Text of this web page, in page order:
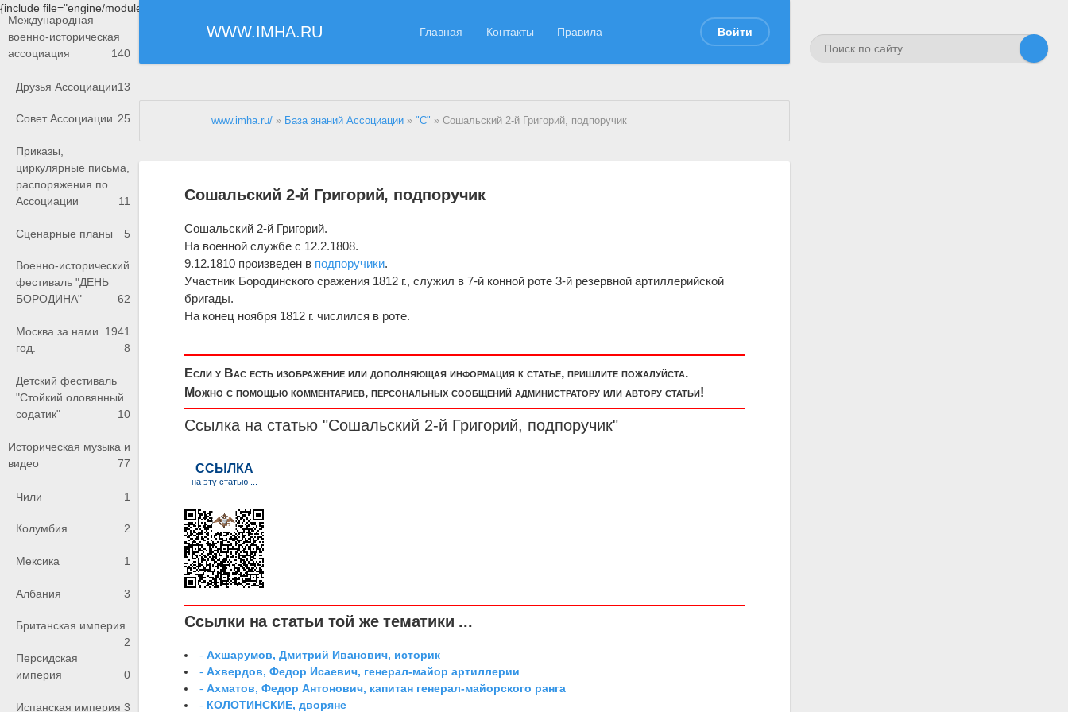
{include file="engine/modules/saperu/head.php"}
WWW.IMHA.RU Главная Контакты Правила Войти
Международная
военно-историческая
ассоциация
140
Друзья Ассоциации13
Совет Ассоциации 25
Приказы,
циркулярные письма,
распоряжения по
Ассоциации
11
Сценарные планы 5
Военно-исторический
фестиваль "ДЕНЬ
БОРОДИНА"
62
Москва за нами. 1941
год.
8
Детский фестиваль
"Стойкий оловянный
содатик"
10
Историческая музыка и
видео
77
Чили 1
Колумбия 2
Мексика 1
Албания 3
Британская империя
2
Персидская
империя
0
Испанская империя 3
www.imha.ru/ » База знаний Ассоциации »"С" » Сошальский 2-й Григорий, подпоручик
Сошальский 2-й Григорий, подпоручик
Сошальский 2-й Григорий.
На военной службе с 12.2.1808.
9.12.1810 произведен в подпоручики.
Участник Бородинского сражения 1812 г., служил в 7-й конной роте 3-й резервной артиллерийской
бригады.
На конец ноября 1812 г. числился в роте.
Если у Вас есть изображение или дополняющая информация к статье, пришлите пожалуйста.
Можно с помощью комментариев, персональных сообщений администратору или автору статьи!
Ссылка на статью "Сошальский 2-й Григорий, подпоручик"
Ссылки на статьи той же тематики ...
-Ахшарумов, Дмитрий Иванович, историк
-Ахвердов, Федор Исаевич, генерал-майор артиллерии
-Ахматов, Федор Антонович, капитан генерал-майорского ранга
- КОЛОТИНСКИЕ, дворяне